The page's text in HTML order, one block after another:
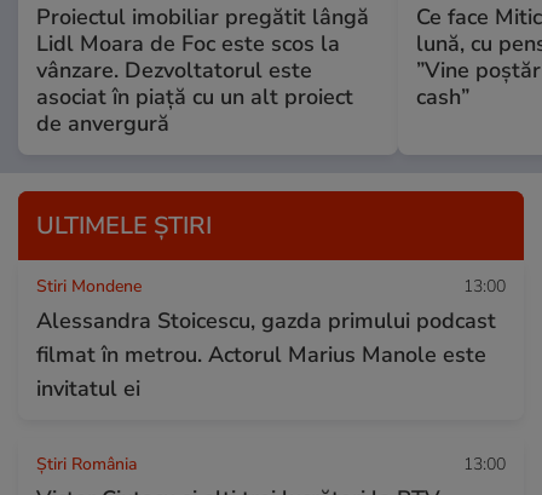
Proiectul imobiliar pregătit lângă
Lidl Moara de Foc este scos la
vânzare. Dezvoltatorul este
asociat în piață cu un alt proiect
de anvergură
Ce face
lună, cu
”Vine
cash”
ULTIMELE ȘTIRI
Stiri Mondene 13:00
Alessandra Stoicescu, gazda primului podcast
filmat în metrou. Actorul Marius Manole este
invitatul ei
Știri România 13:00